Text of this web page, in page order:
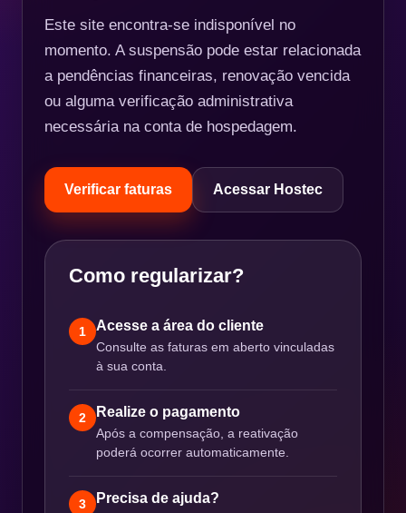
Este site encontra-se indisponível no
momento. A suspensão pode estar relacionada
a pendências financeiras, renovação vencida
ou alguma verificação administrativa
necessária na conta de hospedagem.
Verificar faturas Acessar Hostec
Como regularizar?
1 Acesse a área do cliente
Consulte as faturas em aberto vinculadas
à sua conta.
2 Realize o pagamento
Após a compensação, a reativação
poderá ocorrer automaticamente.
3 Precisa de ajuda?